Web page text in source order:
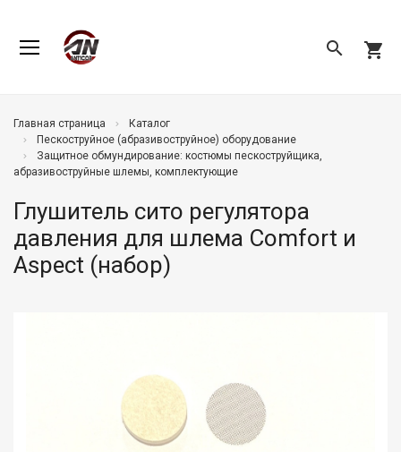
search shopping_cart
Главная страница
Каталог
Пескоструйное (абразивоструйное) оборудование
Защитное обмундирование: костюмы пескоструйщика,
абразивоструйные шлемы, комплектующие
Глушитель сито регулятора
давления для шлема Comfort и
Aspect (набор)